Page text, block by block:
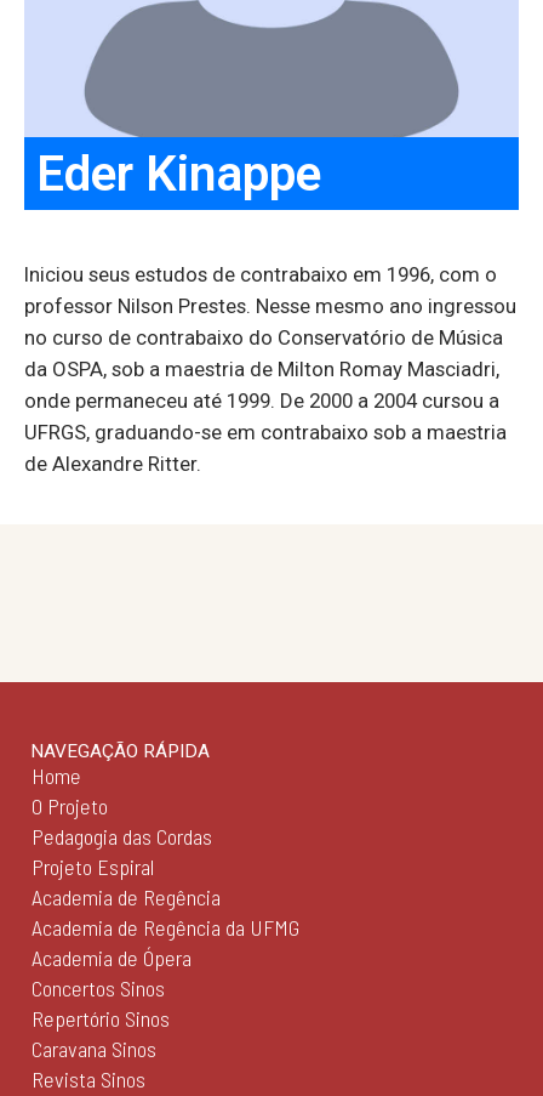
Eder Kinappe
Iniciou seus estudos de contrabaixo em 1996, com o
professor Nilson Prestes. Nesse mesmo ano ingressou
no curso de contrabaixo do Conservatório de Música
da OSPA, sob a maestria de Milton Romay Masciadri,
onde permaneceu até 1999. De 2000 a 2004 cursou a
UFRGS, graduando-se em contrabaixo sob a maestria
de Alexandre Ritter.
NAVEGAÇÃO RÁPIDA
Home
O Projeto
Pedagogia das Cordas
Projeto Espiral
Academia de Regência
Academia de Regência da UFMG
Academia de Ópera
Concertos Sinos
Repertório Sinos
Caravana Sinos
Revista Sinos